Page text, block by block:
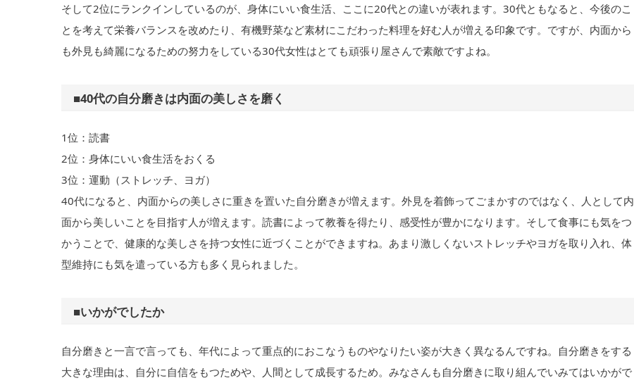
そして2位にランクインしているのが、身体にいい食生活、ここに20代との違いが表れます。30代ともなると、今後のこ
とを考えて栄養バランスを改めたり、有機野菜など素材にこだわった料理を好む人が増える印象です。ですが、内面から
も外見も綺麗になるための努力をしている30代女性はとても頑張り屋さんで素敵ですよね。
■40代の自分磨きは内面の美しさを磨く
1位：読書
2位：身体にいい食生活をおくる
3位：運動（ストレッチ、ヨガ）
40代になると、内面からの美しさに重きを置いた自分磨きが増えます。外見を着飾ってごまかすのではなく、人として内
面から美しいことを目指す人が増えます。読書によって教養を得たり、感受性が豊かになります。そして食事にも気をつ
かうことで、健康的な美しさを持つ女性に近づくことができますね。あまり激しくないストレッチやヨガを取り入れ、体
型維持にも気を遣っている方も多く見られました。
■いかがでしたか
自分磨きと一言で言っても、年代によって重点的におこなうものやなりたい姿が大きく異なるんですね。自分磨きをする
大きな理由は、自分に自信をもつためや、人間として成長するため。みなさんも自分磨きに取り組んでいみてはいかがで